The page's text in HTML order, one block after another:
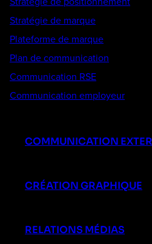
Stratégie de marque
Plateforme de marque
Plan de communication
Communication RSE
Communication employeur
COMMUNICATION
CRÉATION GRAPHIQUE
RELATIONS MÉDIAS